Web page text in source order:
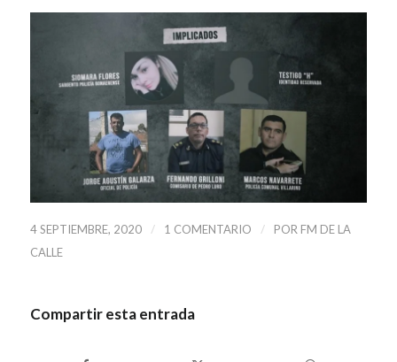
4 SEPTIEMBRE, 2020 / 1 COMENTARIO / POR FM DE LA
CALLE
Compartir esta entrada